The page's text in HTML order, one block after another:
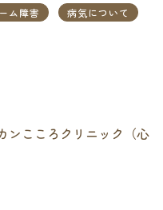
ム障害
病気について
ンこころクリニック（心